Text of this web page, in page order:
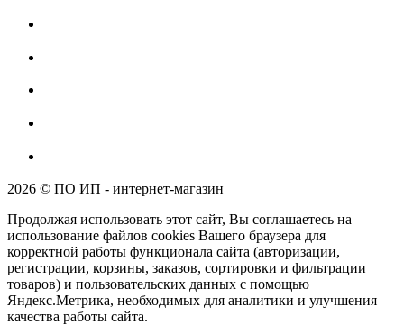
2026 © ПО ИП - интернет-магазин
Продолжая использовать этот сайт, Вы соглашаетесь на
использование файлов cookies Вашего браузера для
корректной работы функционала сайта (авторизации,
регистрации, корзины, заказов, сортировки и фильтрации
товаров) и пользовательских данных с помощью
Яндекс.Метрика, необходимых для аналитики и улучшения
качества работы сайта.